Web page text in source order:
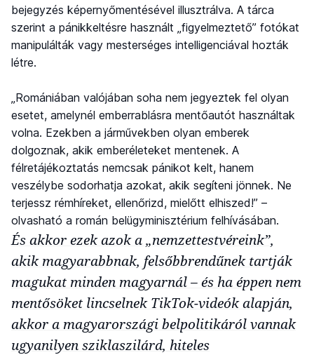
bejegyzés képernyőmentésével illusztrálva. A tárca
szerint a pánikkeltésre használt „figyelmeztető” fotókat
manipulálták vagy mesterséges intelligenciával hozták
létre.
„Romániában valójában soha nem jegyeztek fel olyan
esetet, amelynél emberrablásra mentőautót használtak
volna. Ezekben a járművekben olyan emberek
dolgoznak, akik emberéleteket mentenek. A
félretájékoztatás nemcsak pánikot kelt, hanem
veszélybe sodorhatja azokat, akik segíteni jönnek. Ne
terjessz rémhíreket, ellenőrizd, mielőtt elhiszed!” –
olvasható a román belügyminisztérium felhívásában.
És akkor ezek azok a „nemzettestvéreink”,
akik magyarabbnak, felsőbbrendűnek tartják
magukat minden magyarnál – és ha éppen nem
mentősöket lincselnek TikTok-videók alapján,
akkor a magyarországi belpolitikáról vannak
ugyanilyen sziklaszilárd, hiteles